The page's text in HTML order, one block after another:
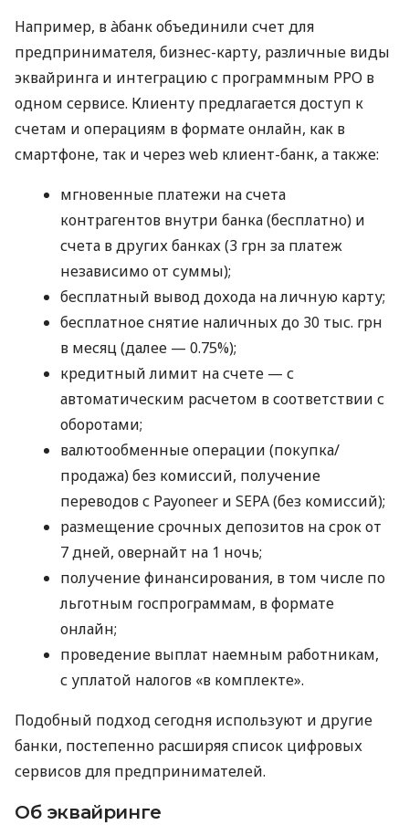
Например, в àбанк объединили счет для
предпринимателя, бизнес-карту, различные виды
эквайринга и интеграцию с программным РРО в
одном сервисе. Клиенту предлагается доступ к
счетам и операциям в формате онлайн, как в
смартфоне, так и через web клиент-банк, а также:
мгновенные платежи на счета
контрагентов внутри банка (бесплатно) и
счета в других банках (3 грн за платеж
независимо от суммы);
бесплатный вывод дохода на личную карту;
бесплатное снятие наличных до 30 тыс. грн
в месяц (далее — 0.75%);
кредитный лимит на счете — с
автоматическим расчетом в соответствии с
оборотами;
валютообменные операции (покупка/
продажа) без комиссий, получение
переводов с Payoneer и SEPA (без комиссий);
размещение срочных депозитов на срок от
7 дней, овернайт на 1 ночь;
получение финансирования, в том числе по
льготным госпрограммам, в формате
онлайн;
проведение выплат наемным работникам,
с уплатой налогов «в комплекте».
Подобный подход сегодня используют и другие
банки, постепенно расширяя список цифровых
сервисов для предпринимателей.
Об эквайринге